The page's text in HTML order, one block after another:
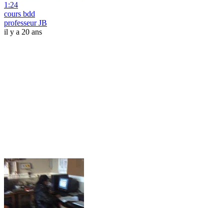
1:24
cours bdd
professeur JB
il y a 20 ans